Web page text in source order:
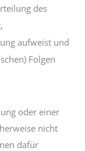
des
aufweist und
Folgen
oder einer
nicht
dafür